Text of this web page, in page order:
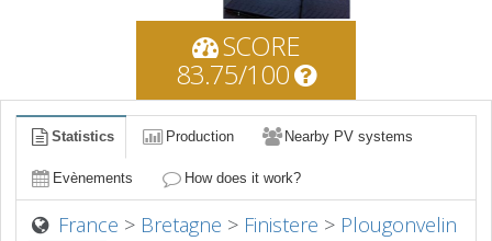
SCORE
83.75/100
Statistics Production Nearby PV systems
Evènements How does it work?
France > Bretagne > Finistere > Plougonvelin